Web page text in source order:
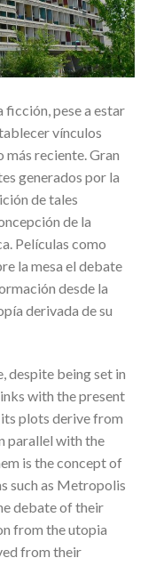
ficción, pese a estar
vínculos
más reciente. Gran
generados por la
de tales
de la
Películas como
la mesa el debate
desde la
derivada de su
despite being set in
with the present
plots derive from
parallel with the
is the concept of
such as Metropolis
debate of their
from the utopia
from their